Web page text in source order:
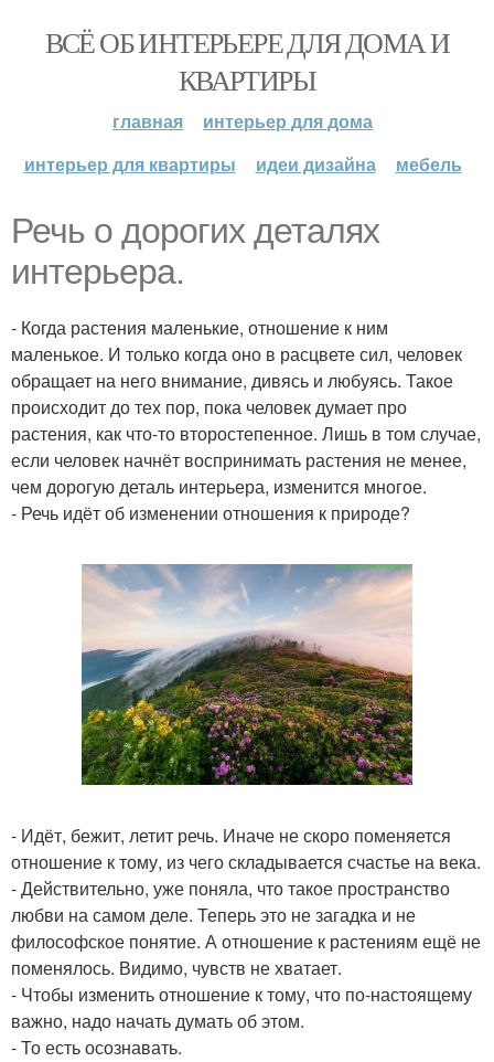
ВСЁ ОБ ИНТЕРЬЕРЕ ДЛЯ ДОМА И
КВАРТИРЫ
главная
интерьер для дома
интерьер для квартиры
идеи дизайна мебель
Речь о дорогих деталях
интерьера.
- Когда растения маленькие, отношение к ним
маленькое. И только когда оно в расцвете сил, человек
обращает на него внимание, дивясь и любуясь. Такое
происходит до тех пор, пока человек думает про
растения, как что-то второстепенное. Лишь в том случае,
если человек начнёт воспринимать растения не менее,
чем дорогую деталь интерьера, изменится многое.
- Речь идёт об изменении отношения к природе?
- Идёт, бежит, летит речь. Иначе не скоро поменяется
отношение к тому, из чего складывается счастье на века.
- Действительно, уже поняла, что такое пространство
любви на самом деле. Теперь это не загадка и не
философское понятие. А отношение к растениям ещё не
поменялось. Видимо, чувств не хватает.
- Чтобы изменить отношение к тому, что по-настоящему
важно, надо начать думать об этом.
- То есть осознавать.